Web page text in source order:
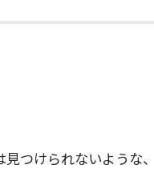
つけられないような